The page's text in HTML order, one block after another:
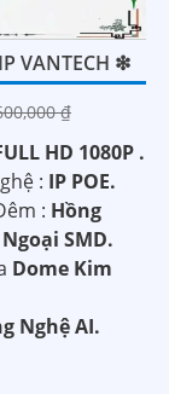
VANTECH ❇
₫
HD 1080P .
: IP POE.
: Hồng
SMD.
Dome Kim
Nghệ AI.